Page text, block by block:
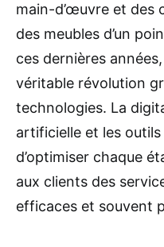
main-d’œuvre et des
des meubles d’un
ces dernières
véritable révolution
technologies. La
artificielle et les
d’optimiser chaque
aux clients des
efficaces et souvent